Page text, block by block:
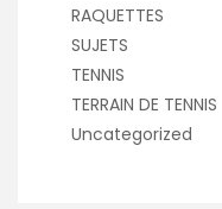
RAQUETTES
SUJETS
TENNIS
TERRAIN DE TENNIS
Uncategorized